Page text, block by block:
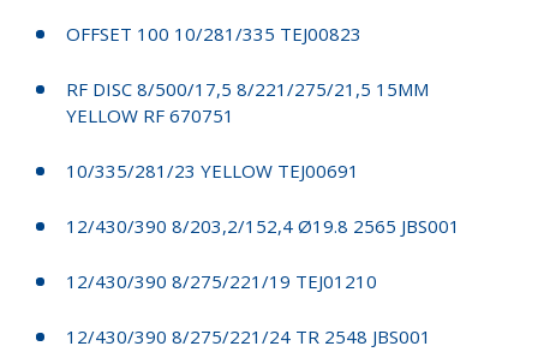
OFFSET 100 10/281/335 TEJ00823
RF DISC 8/500/17,5 8/221/275/21,5 15MM
YELLOW RF 670751
10/335/281/23 YELLOW TEJ00691
12/430/390 8/203,2/152,4 Ø19.8 2565 JBS001
12/430/390 8/275/221/19 TEJ01210
12/430/390 8/275/221/24 TR 2548 JBS001